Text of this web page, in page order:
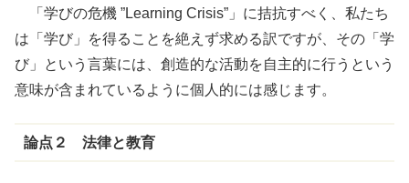
「学びの危機 ”Learning Crisis”」に拮抗すべく、私たち
は「学び」を得ることを絶えず求める訳ですが、その「学
び」という言葉には、創造的な活動を自主的に行うという
意味が含まれているように個人的には感じます。
論点２ 法律と教育